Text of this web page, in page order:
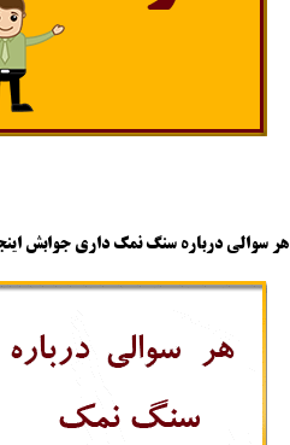
هر سوالی درباره سنگ نمک داری جوابش